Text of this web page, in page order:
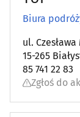
Biura
ul.
15-265
85 741 22 83
Zgłoś do